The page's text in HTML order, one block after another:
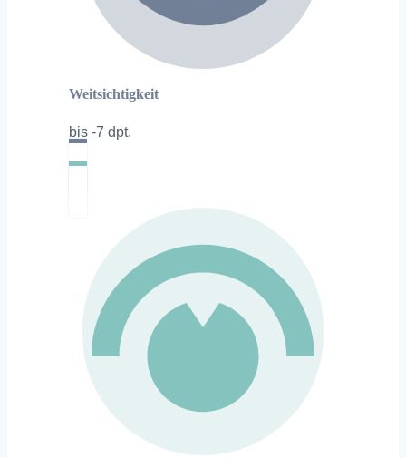
Weitsichtigkeit
bis -7 dpt.